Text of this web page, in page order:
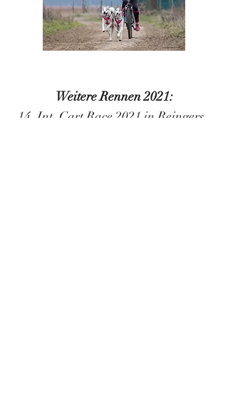
Weitere Rennen 2021:
14. Int. Cart Race 2021 in Reingers,